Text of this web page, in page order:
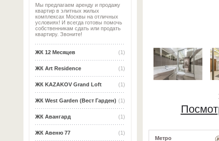
Мы предлагаем аренду и продажу
квартир в элитных жилых
комплексах Москвы на отличных
условиях! И всегда готовы помочь
собственникам сдать или продать
квартиру. Звоните!
(1)
ЖК 12 Месяцев
(1)
ЖК Art Residence
(1)
ЖК KAZAKOV Grand Loft
(1)
ЖК West Garden (Вест Гарден)
(1)
ЖК Авангард
(1)
ЖК Авеню 77
Метро